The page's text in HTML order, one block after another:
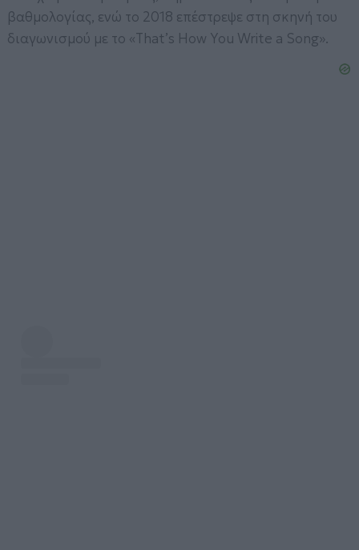
βαθμολογίας, ενώ το 2018 επέστρεψε στη σκηνή του
διαγωνισμού με το «That’s How You Write a Song».